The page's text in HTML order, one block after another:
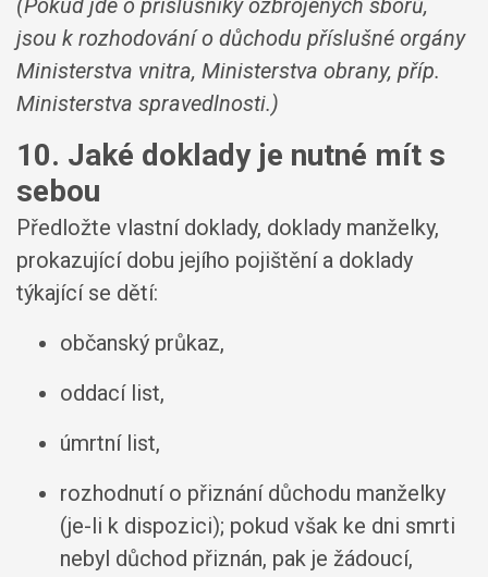
jsou k rozhodování o důchodu příslušné orgány
Ministerstva vnitra, Ministerstva obrany, příp.
Ministerstva spravedlnosti.)
10. Jaké doklady je nutné mít s
sebou
Předložte vlastní doklady, doklady manželky,
prokazující dobu jejího pojištění a doklady
týkající se dětí:
občanský průkaz,
oddací list,
úmrtní list,
rozhodnutí o přiznání důchodu manželky
(je-li k dispozici); pokud však ke dni smrti
nebyl důchod přiznán, pak je žádoucí,